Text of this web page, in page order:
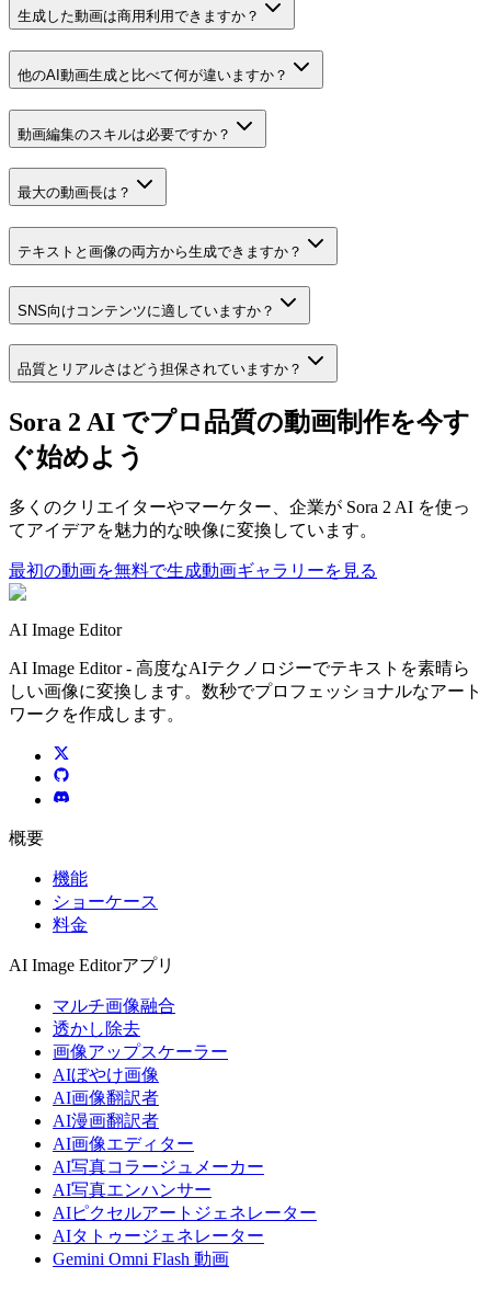
生成した動画は商用利用できますか？
他のAI動画生成と比べて何が違いますか？
動画編集のスキルは必要ですか？
最大の動画長は？
テキストと画像の両方から生成できますか？
SNS向けコンテンツに適していますか？
品質とリアルさはどう担保されていますか？
Sora 2 AI でプロ品質の動画制作を今す
ぐ始めよう
多くのクリエイターやマーケター、企業が Sora 2 AI を使っ
てアイデアを魅力的な映像に変換しています。
最初の動画を無料で生成動画ギャラリーを見る
AI Image Editor
AI Image Editor - 高度なAIテクノロジーでテキストを素晴ら
しい画像に変換します。数秒でプロフェッショナルなアート
ワークを作成します。
概要
機能
ショーケース
料金
AI Image Editorアプリ
マルチ画像融合
透かし除去
画像アップスケーラー
AIぼやけ画像
AI画像翻訳者
AI漫画翻訳者
AI画像エディター
AI写真コラージュメーカー
AI写真エンハンサー
AIピクセルアートジェネレーター
AIタトゥージェネレーター
Gemini Omni Flash 動画